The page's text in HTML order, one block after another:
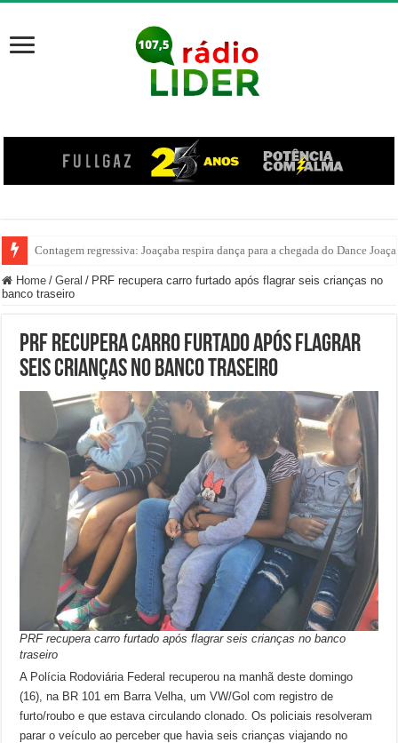
Contagem regressiva: Joaçaba respira dança para a chegada do Dance
Homem é baleado durante discussão em bar no interior de Ibicaré
Home / Geral / PRF recupera carro furtado após flagrar seis crianças no
banco traseiro
PRF recupera carro furtado após flagrar
seis crianças no banco traseiro
PRF recupera carro furtado após flagrar seis crianças no banco
traseiro
A Polícia Rodoviária Federal recuperou na manhã deste domingo
(16), na BR 101 em Barra Velha, um VW/Gol com registro de
furto/roubo e que estava circulando clonado. Os policiais resolveram
parar o veículo ao perceber que havia seis crianças viajando no